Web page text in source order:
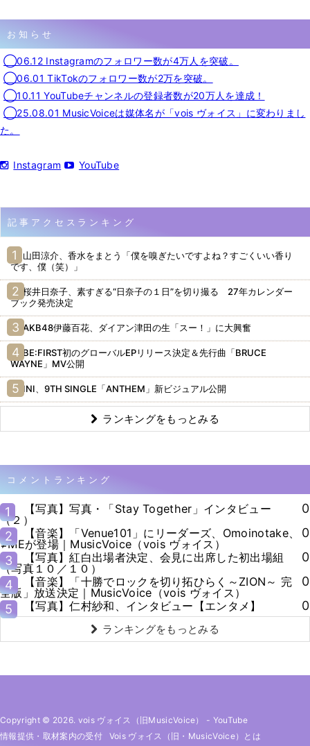
お知らせ
◯06.12 Instagramのフォロワー数が4万人を突破。
◯06.01 TikTokのフォロワー数が2万を突破。
◯10.11 YouTubeチャンネルの登録者数が20万人を達成！
◯25.08.01 MusicVoiceは媒体名が「vois ヴォイス」に変わりまし
た。
Instagram YouTube
記事アクセスランキング
山田涼介、香水をまとう「僕を嗅ぎたいですよね？すごくいい香り
です、僕（笑）」
桜井日奈子、素すぎる“日奈子の１日”を切り撮る 27年カレンダー
ブック発売決定
AKB48伊藤百花、ダイアン津田の生「スー！」に大興奮
BE:FIRST初のグローバルEPリリース決定＆先行曲「BRUCE
WAYNE」MV公開
INI、9TH SINGLE「ANTHEM」新ビジュアル公開
ランキングをもっとみる
コメントランキング
1
【写真】写真・「Stay Together」インタビュー
（２）
0
2
【音楽】「Venue101」にリーダーズ、Omoinotake、
≠MEが登場｜MusicVoice（vois ヴォイス）
0
3
【写真】紅白出場者決定、会見に出席した初出場組
（写真１０／１０）
0
4
【音楽】「十勝でロックを切り拓ひらく～ZION～ 完
全版」放送決定｜MusicVoice（vois ヴォイス）
0
5
【写真】仁村紗和、インタビュー【エンタメ】 0
ランキングをもっとみる
Copyright © 2026. vois ヴォイス（旧MusicVoice） - YouTube
情報提供・取材案内の受付
Vois ヴォイス（旧・MusicVoice）とは